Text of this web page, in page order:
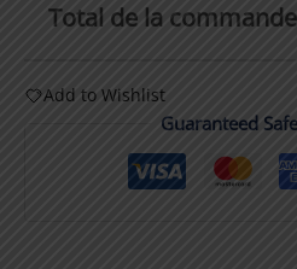
Total de la
Add to Wishlist
Guaranteed